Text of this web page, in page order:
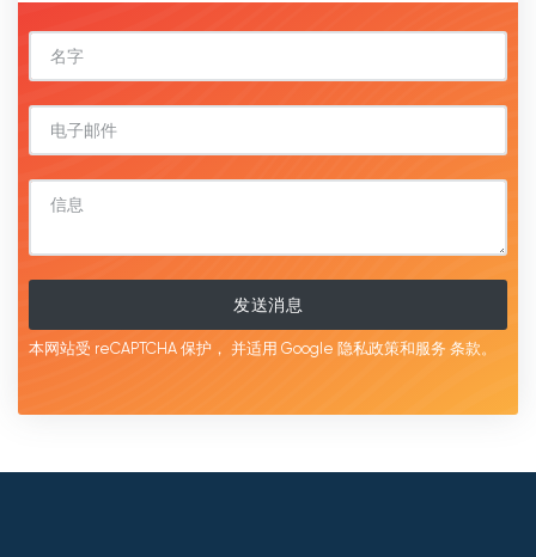
发送消息
本网站受 reCAPTCHA 保护， 并适用 Google 隐私政策和服务 条款。